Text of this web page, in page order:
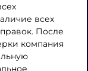
всех
После
компания